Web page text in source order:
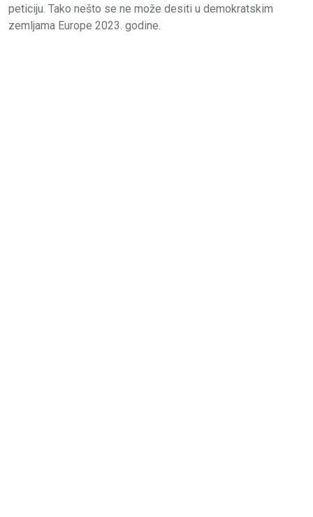
peticiju. Tako nešto se ne može desiti u demokratskim
zemljama Europe 2023. godine.